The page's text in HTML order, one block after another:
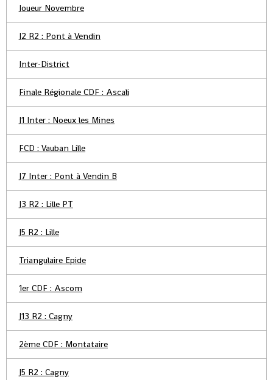
Joueur Novembre
J2 R2 : Pont à Vendin
Inter-District
Finale Régionale CDF : Ascali
J1 Inter : Noeux les Mines
FCD : Vauban Lille
J7 Inter : Pont à Vendin B
J3 R2 : Lille PT
J5 R2 : Lille
Triangulaire Epide
1er CDF : Ascom
J13 R2 : Cagny
2ème CDF : Montataire
J5 R2 : Cagny